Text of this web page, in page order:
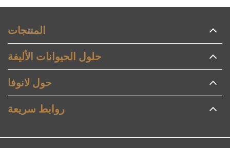
المنتجات
حلول الحيوانات الأليفة
حول لانوفا
روابط سريعة